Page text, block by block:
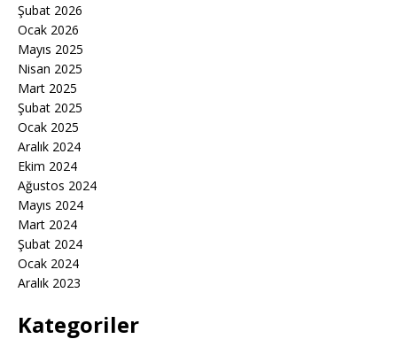
Şubat 2026
Ocak 2026
Mayıs 2025
Nisan 2025
Mart 2025
Şubat 2025
Ocak 2025
Aralık 2024
Ekim 2024
Ağustos 2024
Mayıs 2024
Mart 2024
Şubat 2024
Ocak 2024
Aralık 2023
Kategoriler